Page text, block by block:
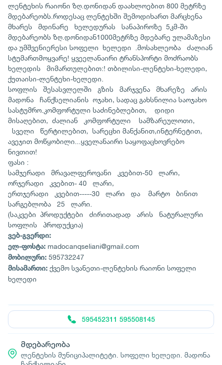
ლენტეხის რაიონი ზღ.დონიდან დაახლოებით 800 მეტრზე
მდებარეობს.როდესაც ლენტეხში შემოდიხართ მარცხენა
მხარეს მდინარე ხელედურას სანაპიროზე 5კმ-ში
მდებარეობს ზღ.დონიდან1000მეტრზე მდებარე ულამაზესი
და უმშვენიერესი სოფელი ხელედი .მოსახლეობა ძალიან
სტუმართმოყვარე! ყვეელანაირი ტრანსპორტი მოძრაობს
ხელედის მიმართულებით:! თბილისი-ლენტეხი-ხელედი,
ქუთაისი-ლენტეხი-ხელედი.
სოფლის შესასვლელში გზის მარჯვენა მხარეზე არის
მადონა ჩანქსელიანის ოჯახი, სადაც გახსნილია საოჯახო
სასტუმრო.კომფორტული საძინებლებით, დიდი
მისაღებით, ძალიან კომფორტული სამზარეულოთი,
სველი წერტილებით, სარეცხი მანქანით,ინტერნეტით,
ავეჯით მოწყობილი...ყველანაირი საყოფაცხოვრებო
ნივთით!
ფასი :
სამჯერადი მრავალფეროვანი კვებით-50 ლარი,
ორჯერადი კვებით- 40 ლარი,
ერთჯერადი კვებით-----30 ლარი და მარტო ბინით
სარგებლობა 25 ლარი.
(საკვები პროდუქტები ძირითადად არის ნატურალური
სოფლის პროდუქცია)
ვებ-გვერდი:
ელ-ფოსტა: madocanqseliani@gmail.com
მობილური: 595732247
მისამართი: ქვემო სვანეთი-ლენტეხის რაიონი სოფელი
ხელედი
595452311 595508145
მდებარეობა
ლენტეხის მუნიციპალიტეტი. სოფელი ხელედი. მადონა